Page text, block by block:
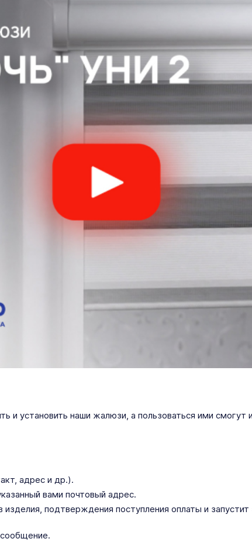
установить наши жалюзи, а пользоваться ими
адрес и др.).
вами почтовый адрес.
подтверждения поступления оплаты и запустит